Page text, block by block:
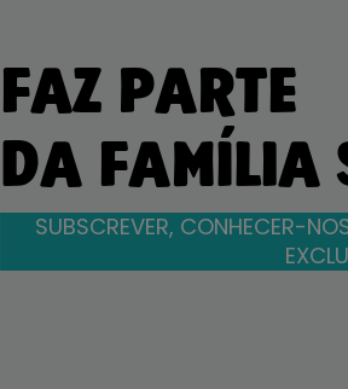
FAZ PARTE
DA FAMÍLIA
SUBSCREVER, CONHECER-